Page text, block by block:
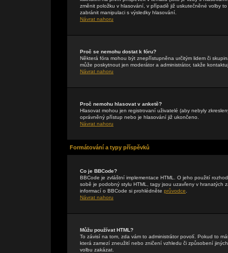
změnit položku v hlasování, v případě již uskutečněné volby
zabránit manipulaci s výsledky hlasování.
Návrat nahoru
Proč se nemohu dostat k fóru?
Některá fóra mohou být znepřístupněna určitým lidem či
může poskytnout jen moderátor a administrátor, takže
Návrat nahoru
Proč nemohu hlasovat v anketě?
Hlasovat mohou jen registrovaní uživatelé (aby nebyly
oprávněný přístup nebo je hlasování již ukončeno.
Návrat nahoru
Formátování a typy příspěvků
Co je BBCode?
BBCode je zvláštní implementace HTML. O jeho použití
sobě je podobný stylu HTML, tagy jsou uzavřeny v
informací o BBCode si prohlédněte průvodce
Návrat nahoru
Můžu používat HTML?
To závisí na tom, zda vám to administrátor povolí. Pokud to
která zamezí zneužití nebo zničení vzhledu či způsobení
volbu zakázat.